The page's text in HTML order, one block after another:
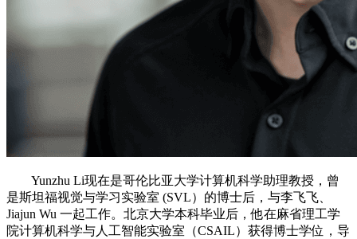
Yunzhu Li现在是哥伦比亚大学计算机科学助理教授，曾
是斯坦福视觉与学习实验室 (SVL）的博士后，与李飞飞、
Jiajun Wu 一起工作。北京大学本科毕业后，他在麻省理工学
院计算机科学与人工智能实验室（CSAIL）获得博士学位，导